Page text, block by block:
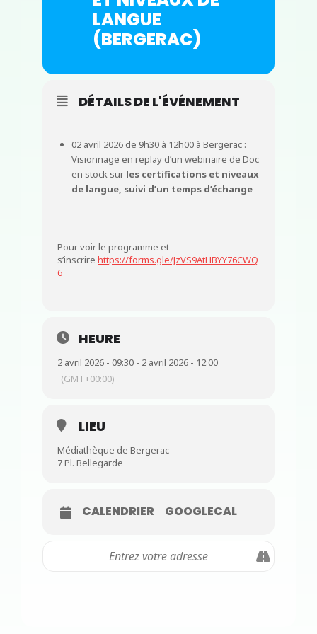
LANGUE
(BERGERAC)
DÉTAILS DE L'ÉVÉNEMENT
02 avril 2026 de 9h30 à 12h00 à Bergerac :
Visionnage en replay d’un webinaire de Doc
en stock sur les certifications et niveaux
de langue, suivi d’un temps d’échange
Pour voir le programme et
s’inscrire https://forms.gle/JzVS9AtHBYY76CWQ
6
HEURE
2 avril 2026 - 09:30 - 2 avril 2026 - 12:00
(GMT+00:00)
LIEU
Médiathèque de Bergerac
7 Pl. Bellegarde
CALENDRIER GOOGLECAL